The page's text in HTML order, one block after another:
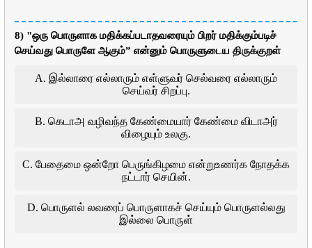
8) "ஒரு பொருளாக மதிக்கப்படாதவரையும் பிறர் மதிக்கும்படிச்
செய்வது பொருளே ஆகும்” என்னும் பொருளுடைய திருக்குறள்
A. இல்லாரை எல்லாரும் எள்ளுவர் செல்வரை எல்லாரும்
செய்வர் சிறப்பு.
B. கெடாஅ வழிவந்த கேண்மையார் கேண்மை விடாஅர்
விழையும் உலகு.
C. பேதைமை ஒன்றோ பெருங்கிழமை என்றுஉணர்க நோதக்க
நட்டார் செயின்.
D. பொருளல் லவரைப் பொருளாகச் செய்யும் பொருளல்லது
இல்லை பொருள்